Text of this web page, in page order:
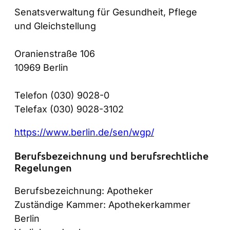
Senatsverwaltung für Gesundheit, Pflege
und Gleichstellung
Oranienstraße 106
10969 Berlin
Telefon (030) 9028-0
Telefax (030) 9028-3102
https://www.berlin.de/sen/wgp/
Berufsbezeichnung und berufsrechtliche
Regelungen
Berufsbezeichnung: Apotheker
Zuständige Kammer: Apothekerkammer
Berlin